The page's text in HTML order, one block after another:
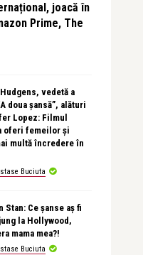
joacă în
Prime, The
vedetă a
doua șansă”, alături
Lopez: Filmul
oferi femeilor și
multă încredere în
Buciuta
Stan: Ce șanse aș fi
la Hollywood,
mama mea?!
Buciuta